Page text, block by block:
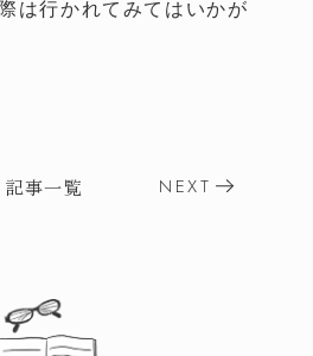
スタッフブログ
林友 / 建築事業部
長野県松本市渚
50-8133
～17:00/ 火・水定休
は行かれてみてはいかが
記事一覧 NEXT